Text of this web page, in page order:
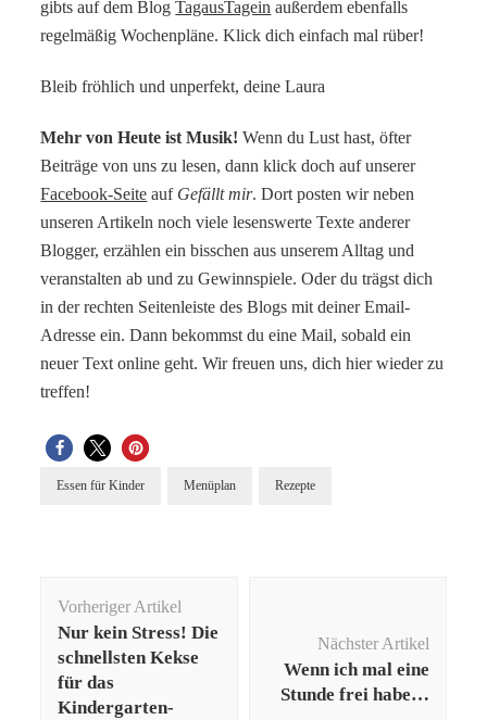
gibts auf dem BlogTagausTagein außerdem ebenfalls
regelmäßig Wochenpläne. Klick dich einfach mal rüber!
Bleib fröhlich und unperfekt, deine Laura
Mehr von Heute ist Musik! Wenn du Lust hast, öfter
Beiträge von uns zu lesen, dann klick doch auf unserer
Facebook-Seite auf Gefällt mir. Dort posten wir neben
unseren Artikeln noch viele lesenswerte Texte anderer
Blogger, erzählen ein bisschen aus unserem Alltag und
veranstalten ab und zu Gewinnspiele. Oder du trägst dich
in der rechten Seitenleiste des Blogs mit deiner Email-
Adresse ein. Dann bekommst du eine Mail, sobald ein
neuer Text online geht. Wir freuen uns, dich hier wieder zu
treffen!
Essen für Kinder Menüplan Rezepte
Vorheriger Artikel
Nur kein Stress! Die
schnellsten Kekse
für das
Kindergarten-
Nächster Artikel
Wenn ich mal eine
Stunde frei habe…